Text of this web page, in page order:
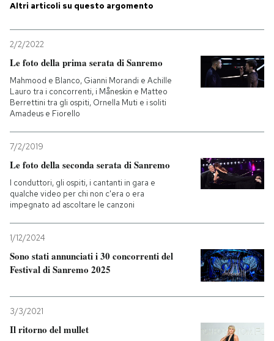
CALENDARIO
Entra
Altri articoli su questo argomento
2/2/2022
Le foto della prima serata di Sanremo
Mahmood e Blanco, Gianni Morandi e Achille
Lauro tra i concorrenti, i Måneskin e Matteo
Berrettini tra gli ospiti, Ornella Muti e i soliti
Amadeus e Fiorello
7/2/2019
Le foto della seconda serata di Sanremo
I conduttori, gli ospiti, i cantanti in gara e
qualche video per chi non c'era o era
impegnato ad ascoltare le canzoni
1/12/2024
Sono stati annunciati i 30 concorrenti del
Festival di Sanremo 2025
3/3/2021
Il ritorno del mullet